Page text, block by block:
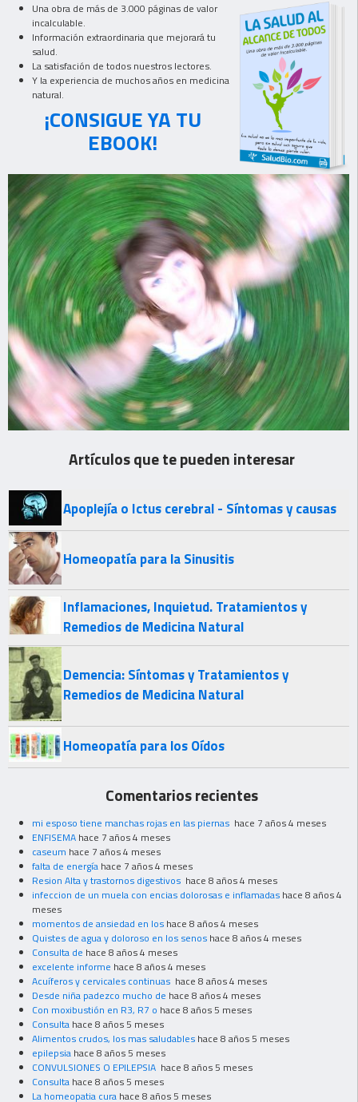
Una obra de más de 3.000 páginas de valor
incalculable.
Información extraordinaria que mejorará tu
salud.
La satisfación de todos nuestros lectores.
Y la experiencia de muchos años en medicina
natural.
¡CONSIGUE YA TU
EBOOK!
Artículos que te pueden interesar
Apoplejía o Ictus cerebral - Síntomas y causas
Homeopatía para la Sinusitis
Inflamaciones, Inquietud. Tratamientos y
Remedios de Medicina Natural
Demencia: Síntomas y Tratamientos y
Remedios de Medicina Natural
Homeopatía para los Oídos
Comentarios recientes
mi esposo tiene manchas rojas en las piernas hace 7 años 4 meses
ENFISEMA hace 7 años 4 meses
caseum hace 7 años 4 meses
falta de energía hace 7 años 4 meses
Resion Alta y trastornos digestivos hace 8 años 4 meses
infeccion de un muela con encias dolorosas e inflamadas hace 8 años 4
meses
momentos de ansiedad en los hace 8 años 4 meses
Quistes de agua y doloroso en los senos hace 8 años 4 meses
Consulta de hace 8 años 4 meses
excelente informe hace 8 años 4 meses
Acuíferos y cervicales continuas hace 8 años 4 meses
Desde niña padezco mucho de hace 8 años 4 meses
Con moxibustión en R3, R7 o hace 8 años 5 meses
Consulta hace 8 años 5 meses
Alimentos crudos, los mas saludables hace 8 años 5 meses
epilepsia hace 8 años 5 meses
CONVULSIONES O EPILEPSIA hace 8 años 5 meses
Consulta hace 8 años 5 meses
La homeopatia cura hace 8 años 5 meses